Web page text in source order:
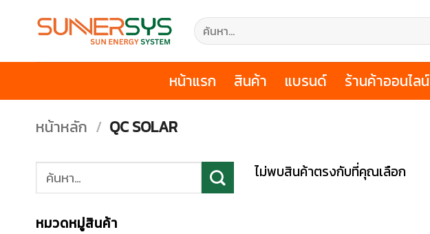
ค้นหา:
หน้าแรก สินค้า แบรนด์ ร้านค้าออนไลน์
หน้าหลัก / QC SOLAR
ค้นหา:
หมวดหมู่สินค้า
ไม่พบสินค้าตรงกับที่คุณเลือก